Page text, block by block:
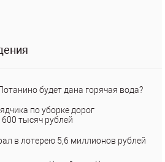
будет дана горячая вода?
по уборке дорог
тысяч рублей
в лотерею 5,6 миллионов рублей